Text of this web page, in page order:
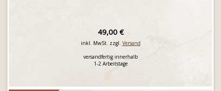
49,00 €
inkl. MwSt. zzgl. Versand
versandfertig innerhalb
1-2 Arbeitstage